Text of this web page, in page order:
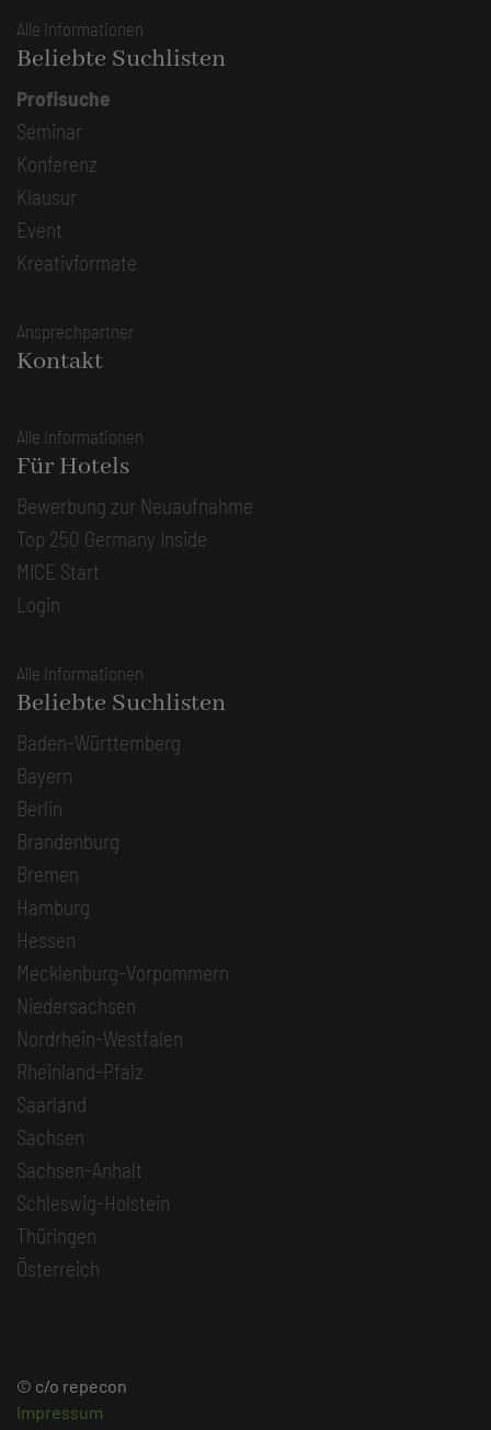
Alle Informationen
Beliebte Suchlisten
Profisuche
Seminar
Konferenz
Klausur
Event
Kreativformate
Ansprechpartner
Kontakt
Alle Informationen
Für Hotels
Bewerbung zur Neuaufnahme
Top 250 Germany Inside
MICE Start
Login
Alle Informationen
Beliebte Suchlisten
Baden-Württemberg
Bayern
Berlin
Brandenburg
Bremen
Hamburg
Hessen
Mecklenburg-Vorpommern
Niedersachsen
Nordrhein-Westfalen
Rheinland-Pfalz
Saarland
Sachsen
Sachsen-Anhalt
Schleswig-Holstein
Thüringen
Österreich
© c/o repecon
Impressum